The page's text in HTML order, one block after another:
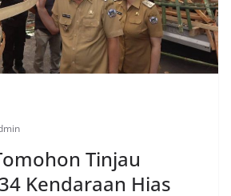
Tinjau
Kendaraan Hias